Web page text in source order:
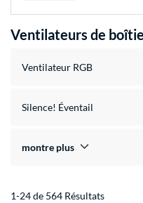
Ventilateurs de
Ventilateur RGB
Silence! Éventail
montre plus
1-24 de 564 Résultats